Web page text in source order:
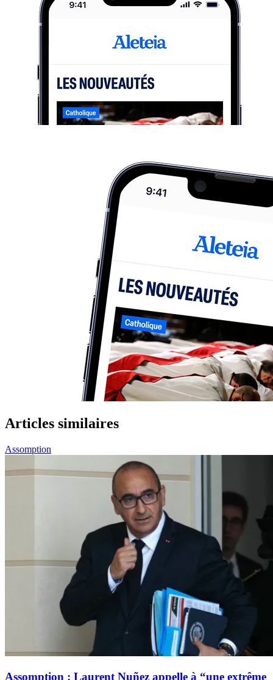
Articles similaires
Assomption
Assomption : Laurent Nuñez appelle à “une extrême